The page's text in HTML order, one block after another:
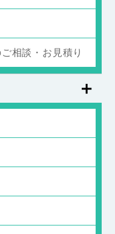
相談・お見積り